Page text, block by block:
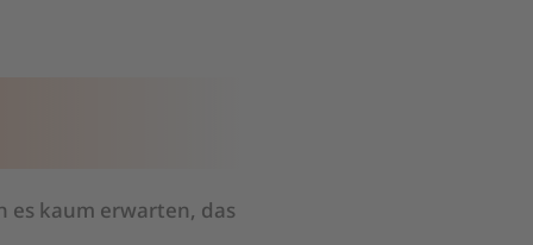
es kaum erwarten, das